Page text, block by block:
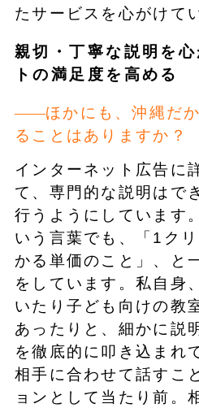
たサービスを心がけて
親切・丁寧な説明を
トの満足度を高める
ほかにも、沖縄だ
ることはありますか？
インターネット広告に
て、専門的な説明はで
行うようにしています
いう言葉でも、「1ク
かる単価のこと」、と
をしています。私自身
いたり子ども向けの教
あったりと、細かに説
を徹底的に叩き込まれ
相手に合わせて話すこ
ョンとして当たり前。